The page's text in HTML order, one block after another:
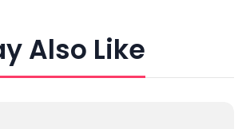
Also Like